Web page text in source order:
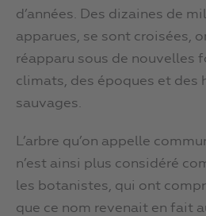
d’années. Des dizaines de
apparues, se sont croisées,
réapparu sous de nouvelles
climats, des époques et des
sauvages.
L’arbre qu’on appelle
n’est ainsi plus considéré
les botanistes, qui ont
que ce nom revenait en fait